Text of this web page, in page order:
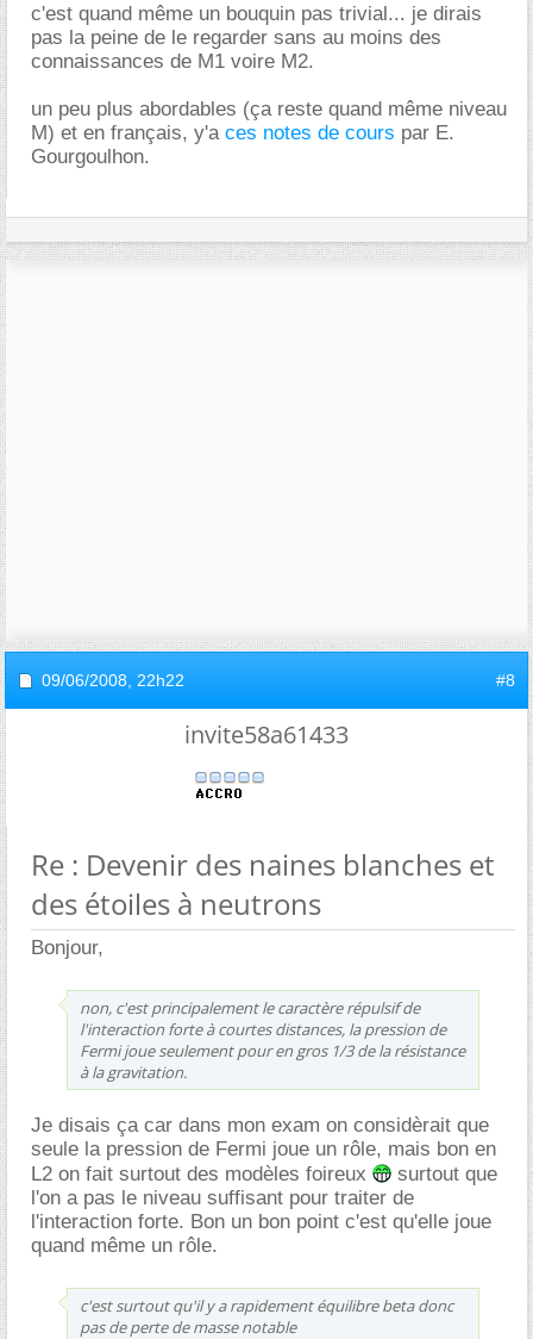
c'est quand même un bouquin pas trivial... je dirais
pas la peine de le regarder sans au moins des
connaissances de M1 voire M2.
un peu plus abordables (ça reste quand même niveau
M) et en français, y'a ces notes de cours par E.
Gourgoulhon.
09/06/2008, 22h22 #8
invite58a61433
Re : Devenir des naines blanches et
des étoiles à neutrons
Bonjour,
non, c'est principalement le caractère répulsif de
l'interaction forte à courtes distances, la pression de
Fermi joue seulement pour en gros 1/3 de la résistance
à la gravitation.
Je disais ça car dans mon exam on considèrait que
seule la pression de Fermi joue un rôle, mais bon en
L2 on fait surtout des modèles foireux
surtout que
l'on a pas le niveau suffisant pour traiter de
l'interaction forte. Bon un bon point c'est qu'elle joue
quand même un rôle.
c'est surtout qu'il y a rapidement équilibre beta donc
pas de perte de masse notable